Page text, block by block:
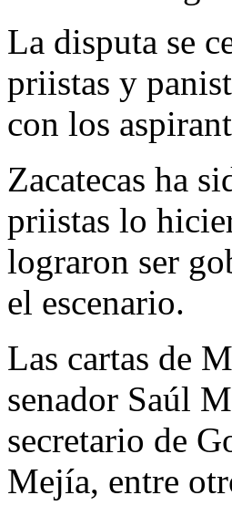
La disputa se
priistas y
con los
Zacatecas ha
priistas lo
lograron ser
el escenario.
Las cartas de
senador Saúl
secretario de
Mejía, entre